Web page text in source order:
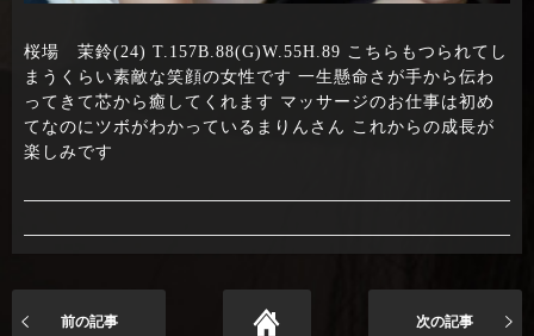
桜場 茉鈴(24) T.157B.88(G)W.55H.89 こちらもつられてし
まうくらい素敵な笑顔の女性です 一生懸命さが手から伝わ
ってきて芯から癒してくれます マッサージのお仕事は初め
てなのにツボがわかっているまりんさん これからの成長が
楽しみです
前の記事 次の記事